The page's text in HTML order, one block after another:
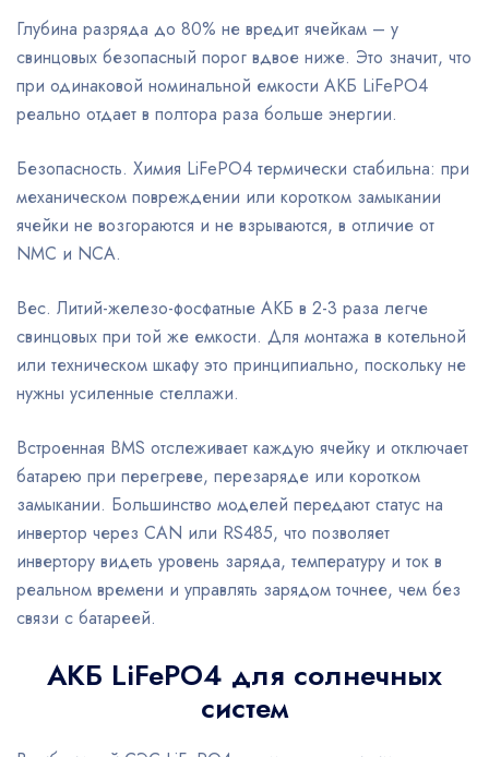
Глубина разряда до 80% не вредит ячейкам – у
свинцовых безопасный порог вдвое ниже. Это значит, что
при одинаковой номинальной емкости АКБ LiFePO4
реально отдает в полтора раза больше энергии.
Безопасность. Химия LiFePO4 термически стабильна: при
механическом повреждении или коротком замыкании
ячейки не возгораются и не взрываются, в отличие от
NMC и NCA.
Вес. Литий-железо-фосфатные АКБ в 2-3 раза легче
свинцовых при той же емкости. Для монтажа в котельной
или техническом шкафу это принципиально, поскольку не
нужны усиленные стеллажи.
Встроенная BMS отслеживает каждую ячейку и отключает
батарею при перегреве, перезаряде или коротком
замыкании. Большинство моделей передают статус на
инвертор через CAN или RS485, что позволяет
инвертору видеть уровень заряда, температуру и ток в
реальном времени и управлять зарядом точнее, чем без
связи с батареей.
АКБ LiFePO4 для солнечных
систем